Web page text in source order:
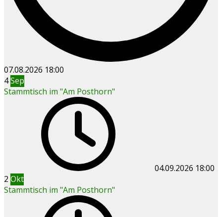
07.08.2026 18:00
4Sep
Stammtisch im "Am Posthorn"
04.09.2026 18:00
2 Okt
Stammtisch im "Am Posthorn"